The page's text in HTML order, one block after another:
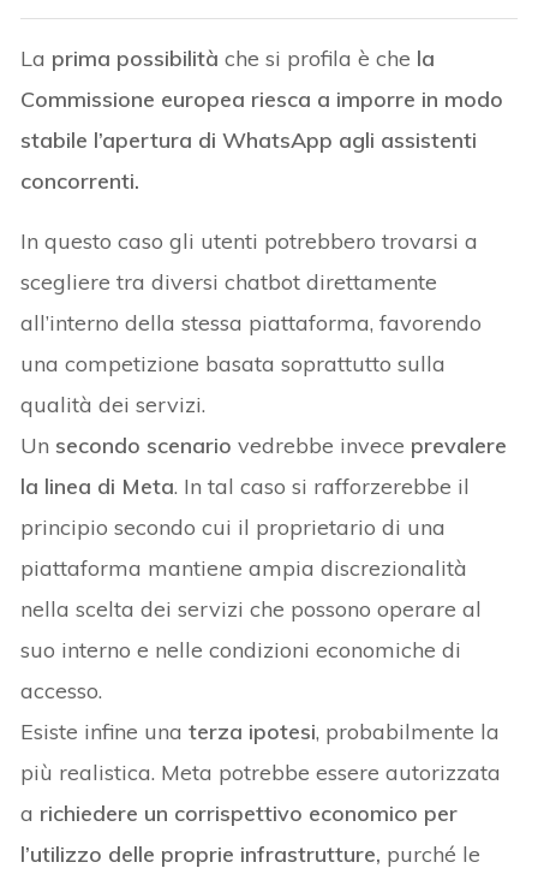
La prima possibilità che si profila è che la
Commissione europea riesca a imporre in modo
stabile l’apertura di WhatsApp agli assistenti
concorrenti.
In questo caso gli utenti potrebbero trovarsi a
scegliere tra diversi chatbot direttamente
all’interno della stessa piattaforma, favorendo
una competizione basata soprattutto sulla
qualità dei servizi.
Un secondo scenario vedrebbe invece prevalere
la linea di Meta. In tal caso si rafforzerebbe il
principio secondo cui il proprietario di una
piattaforma mantiene ampia discrezionalità
nella scelta dei servizi che possono operare al
suo interno e nelle condizioni economiche di
accesso.
Esiste infine unaterza ipotesi, probabilmente la
più realistica. Meta potrebbe essere autorizzata
a richiedere un corrispettivo economico per
l’utilizzo delle proprie infrastrutture, purché le